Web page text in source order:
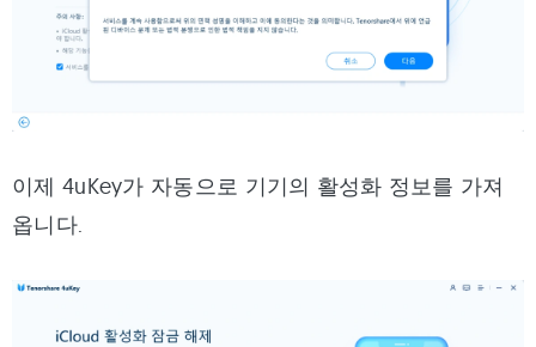
이제 4uKey가 자동으로 기기의 활성화 정보를 가져
옵니다.